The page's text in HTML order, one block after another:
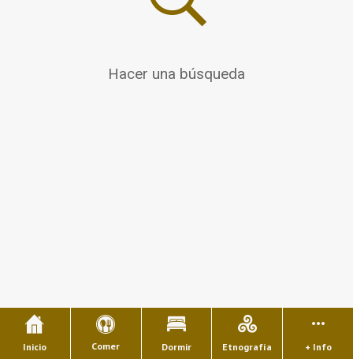
Hacer una búsqueda
Inicio Comer Dormir Etnografía + Info